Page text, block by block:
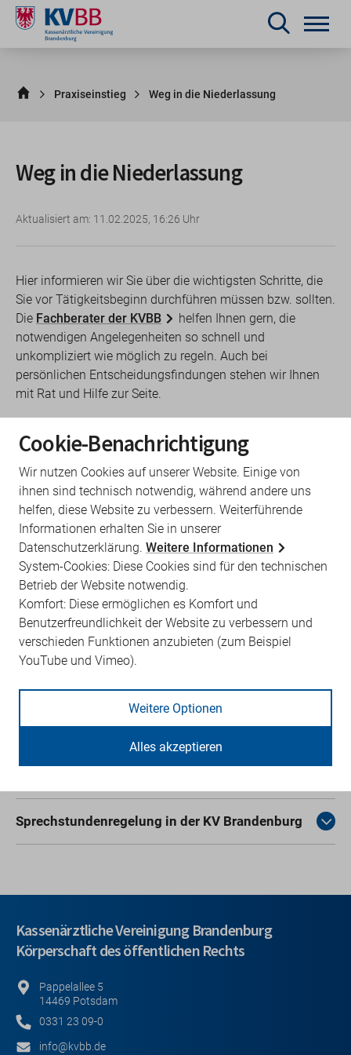
Praxiseinstieg Weg in die Niederlassung
Weg in die Niederlassung
Aktualisiert am: 11.02.2025, 16:26 Uhr
Hier informieren wir Sie über die wichtigsten Schritte, die
Sie vor Tätigkeitsbeginn durchführen müssen bzw. sollten.
Die Fachberater der KVBB
helfen Ihnen gern, die
notwendigen Angelegenheiten so schnell und
unkompliziert wie möglich zu regeln. Auch bei
persönlichen Entscheidungsfindungen stehen wir Ihnen
mit Rat und Hilfe zur Seite.
Eintrag in das Arztregister
Wahl des geeigneten Standortes
Barrierefreie Arztpraxis
Antrag auf Zulassung als Vertragsarzt
Eintrag in die Warteliste
Bewerbung um einen ausgeschriebenen
Beantragung genehmigungspflichtiger
Sprechstundenregelung in der KV Brandenburg
Kassenärztliche Vereinigung Brandenburg
Körperschaft des öffentlichen Rechts
Pappelallee 5
14469 Potsdam
0331 23 09-0
info@kvbb.de
Cookie-Benachrichtigung
Wir nutzen Cookies auf unserer Website. Einige von
ihnen sind technisch notwendig, während andere uns
helfen, diese Website zu verbessern. Weiterführende
Informationen erhalten Sie in unserer
Datenschutzerklärung. Weitere Informationen
System-Cookies: Diese Cookies sind für den technischen
Betrieb der Website notwendig.
Komfort: Diese ermöglichen es Komfort und
Benutzerfreundlichkeit der Website zu verbessern und
verschieden Funktionen anzubieten (zum Beispiel
YouTube und Vimeo).
Weitere Optionen
Alles akzeptieren